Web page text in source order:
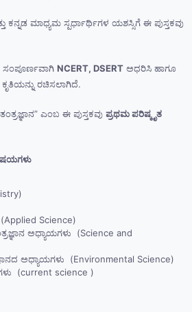
ಕನ್ನಡ ಮಾಧ್ಯಮ ಸ್ಪರ್ಧಾರ್ಥಿಗಳ ಯಶಸ್ಸಿಗೆ ಈ ಪುಸ್ತಕವು
ಸಂಪೂರ್ಣವಾಗಿ NCERT, DSERT ಅಧರಿಸಿ ಹಾಗೂ
ರಚಿಸಲಾಗಿದೆ.
ಎಂಬ ಈ ಪುಸ್ತಕವು ಪ್ರಥಮ ಪರಿಷ್ಕೃತ
Science)
ಅಧ್ಯಾಯಗಳು (Science and
ಅಧ್ಯಾಯಗಳು (Environmental Science)
(current science )